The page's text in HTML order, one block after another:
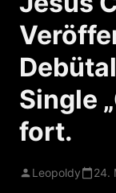
Single
fort.
Leopoldy 24.